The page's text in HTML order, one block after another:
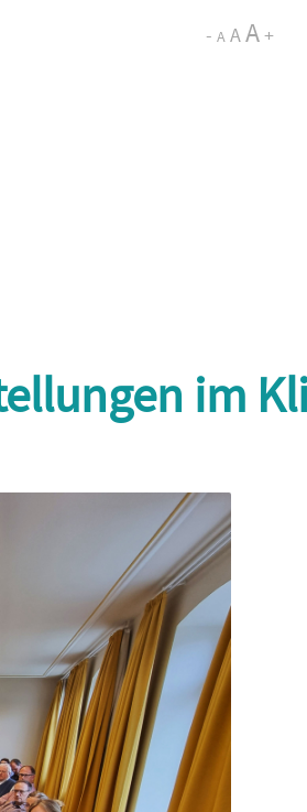
- AAA+
im